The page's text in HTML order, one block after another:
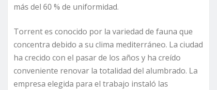
más del 60 % de uniformidad.
Torrent es conocido por la variedad de fauna que
concentra debido a su clima mediterráneo. La ciudad
ha crecido con el pasar de los años y ha creído
conveniente renovar la totalidad del alumbrado. La
empresa elegida para el trabajo instaló las